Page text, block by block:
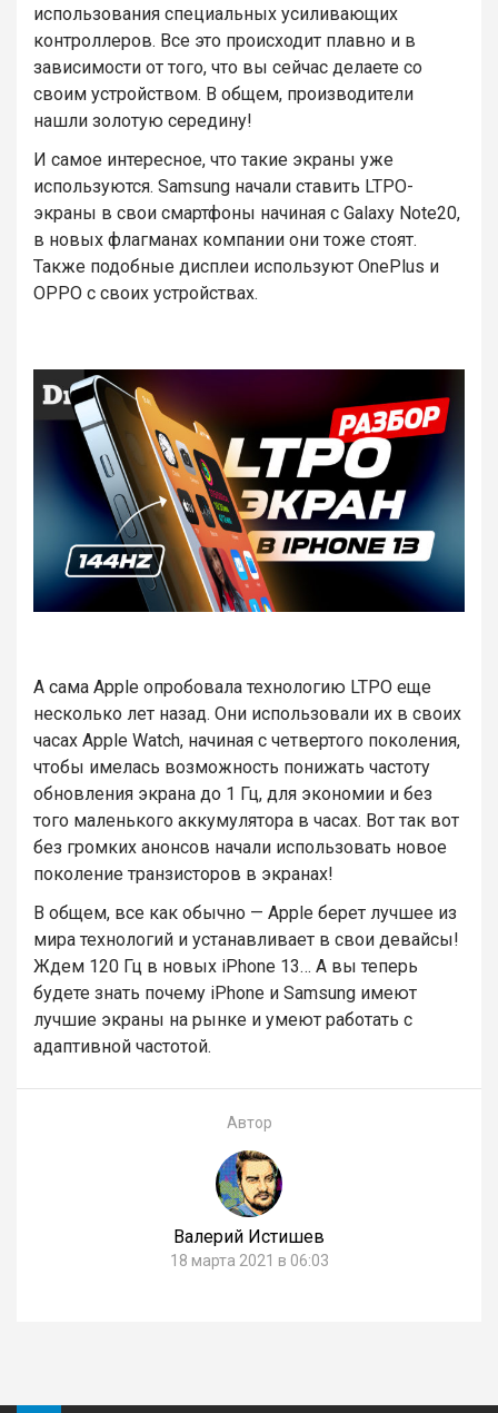
использования специальных усиливающих
контроллеров. Все это происходит плавно и в
зависимости от того, что вы сейчас делаете со
своим устройством. В общем, производители
нашли золотую середину!
И самое интересное, что такие экраны уже
используются. Samsung начали ставить LTPO-
экраны в свои смартфоны начиная с Galaxy Note20,
в новых флагманах компании они тоже стоят.
Также подобные дисплеи используют OnePlus и
OPPO с своих устройствах.
А сама Apple опробовала технологию LTPO еще
несколько лет назад. Они использовали их в своих
часах Apple Watch, начиная с четвертого поколения,
чтобы имелась возможность понижать частоту
обновления экрана до 1 Гц, для экономии и без
того маленького аккумулятора в часах. Вот так вот
без громких анонсов начали использовать новое
поколение транзисторов в экранах!
В общем, все как обычно — Apple берет лучшее из
мира технологий и устанавливает в свои девайсы!
Ждем 120 Гц в новых iPhone 13… А вы теперь
будете знать почему iPhone и Samsung имеют
лучшие экраны на рынке и умеют работать с
адаптивной частотой.
Автор
Валерий Истишев
18 марта 2021 в 06:03